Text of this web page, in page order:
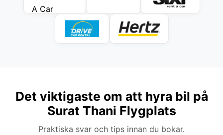
Det viktigaste om att hyra bil på
Surat Thani Flygplats
Praktiska svar och tips innan du bokar.